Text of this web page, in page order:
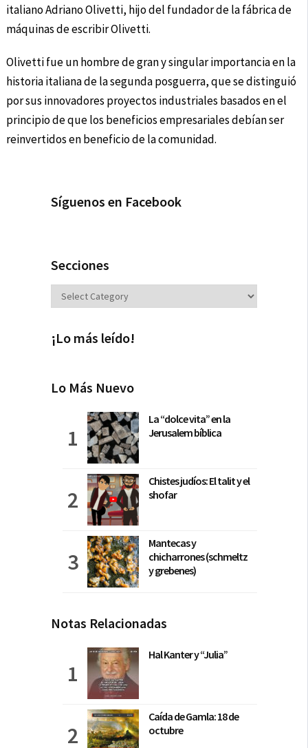
italiano Adriano Olivetti, hijo del fundador de la fábrica de
máquinas de escribir Olivetti.
Olivetti fue un hombre de gran y singular importancia en la
historia italiana de la segunda posguerra, que se distinguió
por sus innovadores proyectos industriales basados en el
principio de que los beneficios empresariales debían ser
reinvertidos en beneficio de la comunidad.
Síguenos en Facebook
Secciones
Secciones
¡Lo más leído!
Lo Más Nuevo
La “dolce vita” en la
Jerusalem bíblica
Chistes judíos: El talit y el
shofar
Mantecas y
chicharrones (schmeltz
y grebenes)
Notas Relacionadas
Hal Kanter y “Julia”
Caída de Gamla: 18 de
octubre